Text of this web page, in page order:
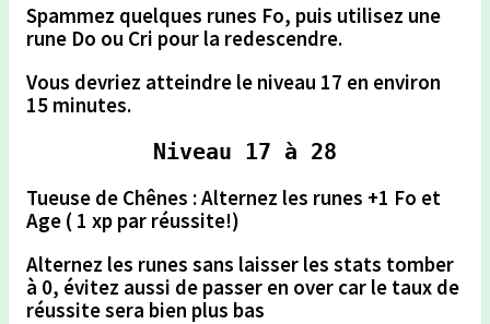
Spammez quelques runes Fo, puis utilisez une
rune Do ou Cri pour la redescendre.
Vous devriez atteindre le niveau 17 en environ
15 minutes.
Niveau 17 à 28
Tueuse de Chênes : Alternez les runes +1 Fo et
Age ( 1 xp par réussite!)
Alternez les runes sans laisser les stats tomber
à 0, évitez aussi de passer en over car le taux de
réussite sera bien plus bas